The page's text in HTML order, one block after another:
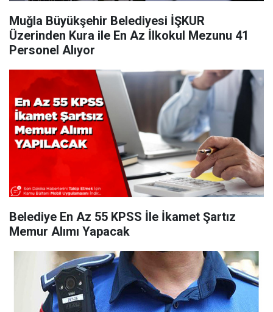
Muğla Büyükşehir Belediyesi İŞKUR
Üzerinden Kura ile En Az İlkokul Mezunu 41
Personel Alıyor
Belediye En Az 55 KPSS İle İkamet Şartız
Memur Alımı Yapacak